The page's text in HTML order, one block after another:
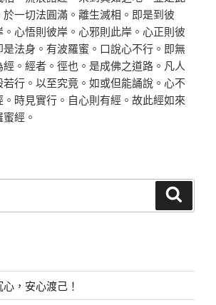
一切法圓滿。離生滅相。即是到彼
。心悟則彼岸。心邪則此岸。心正則彼
是法身。有波羅蜜。口說心不行。即無
。經者。徑也。是成佛之道路。凡人
行。以至究竟。如或但能誦說。心不
時見實行。自心則有經。故此經如來
經。
，安心渡己！